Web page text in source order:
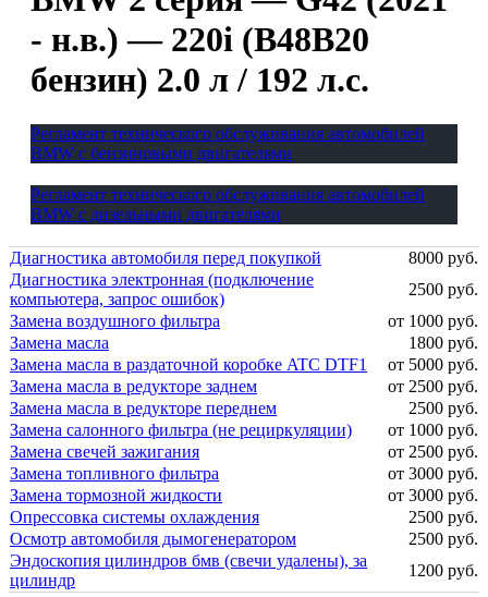
- н.в.) — 220i (B48B20
бензин) 2.0 л / 192 л.с.
Регламент технического обслуживания автомобилей
BMW с бензиновыми двигателями
Регламент технического обслуживания автомобилей
BMW с дизельными двигателями
Диагностика автомобиля перед покупкой
8000 руб.
Диагностика электронная (подключение
компьютера, запрос ошибок)
2500 руб.
Замена воздушного фильтра
от 1000 руб.
Замена масла
1800 руб.
Замена масла в раздаточной коробке ATC DTF1
от 5000 руб.
Замена масла в редукторе заднем
от 2500 руб.
Замена масла в редукторе переднем
2500 руб.
Замена салонного фильтра (не рециркуляции)
от 1000 руб.
Замена свечей зажигания
от 2500 руб.
Замена топливного фильтра
от 3000 руб.
Замена тормозной жидкости
от 3000 руб.
Опрессовка системы охлаждения
2500 руб.
Осмотр автомобиля дымогенератором
2500 руб.
Эндоскопия цилиндров бмв (свечи удалены), за
цилиндр
1200 руб.